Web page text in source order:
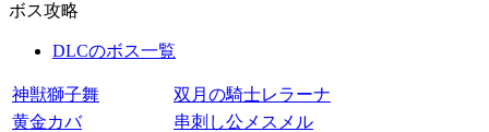
ボス攻略
DLCのボス一覧
神獣獅子舞
双月の騎士レラーナ
黄金カバ
串刺し公メスメル